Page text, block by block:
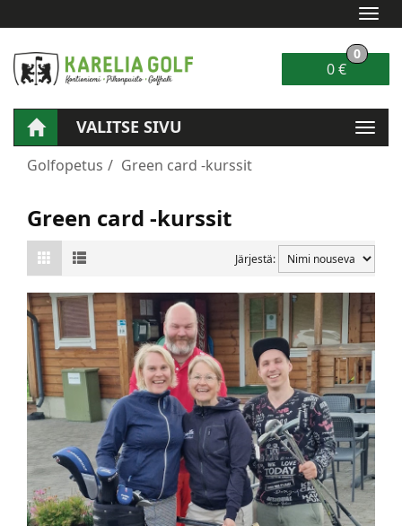
0 €
0
VALITSE SIVU
Golfopetus Green card -kurssit
Green card -kurssit
Järjestä: